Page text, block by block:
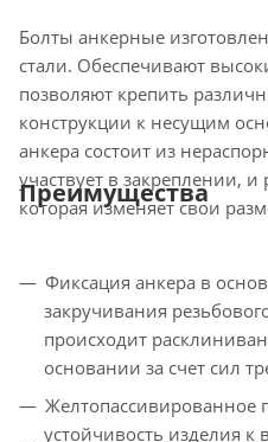
Болты анкерные
стали. Обеспечивают
позволяют крепить
конструкции к несущим
анкера состоит из
участвует в закреплении,
которая изменяет свои
Преимущества
Фиксация анкера в
закручивания
происходит
основании за счет сил
Желтопассивированное
устойчивость изделия к